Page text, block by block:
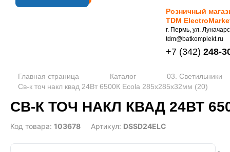
Розничный
TDM
г. Пермь, ул.
tdm@batkomplekt.ru
+7 (342) 248-
Главная страница Каталог
03. Светильники
Св-к точ накл квад 24Вт 6500К Ecola 285x285x32мм (20)
СВ-К ТОЧ НАКЛ КВАД 24ВТ
Код товара: 103678 Артикул: DSSD24ELC